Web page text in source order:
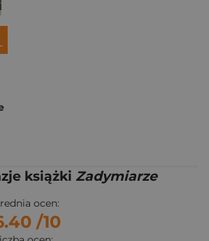
książki Zadymiarze
ocen:
/10